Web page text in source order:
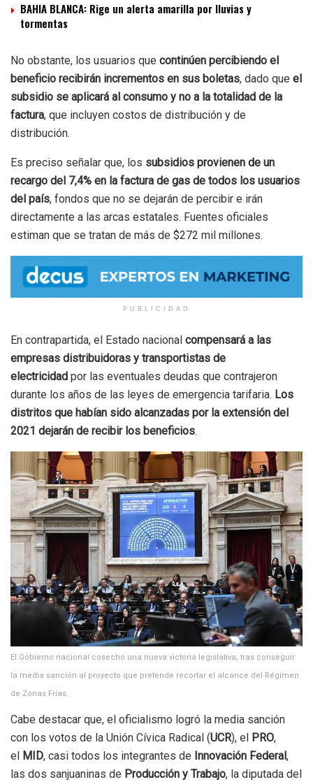
BAHIA BLANCA: Rige un alerta amarilla por lluvias y
tormentas
No obstante, los usuarios que continúen percibiendo el
beneficio recibirán incrementos en sus boletas, dado que el
subsidio se aplicará al consumo y no a la totalidad de la
factura, que incluyen costos de distribución y de
distribución.
Es preciso señalar que, los subsidios provienen de un
recargo del 7,4% en la factura de gas de todos los usuarios
del país, fondos que no se dejarán de percibir e irán
directamente a las arcas estatales. Fuentes oficiales
estiman que se tratan de más de $272 mil millones.
PUBLICIDAD
En contrapartida, el Estado nacional compensará a las
empresas distribuidoras y transportistas de
electricidad por las eventuales deudas que contrajeron
durante los años de las leyes de emergencia tarifaria. Los
distritos que habían sido alcanzadas por la extensión del
2021 dejarán de recibir los beneficios.
El Gobierno nacional cosechó una nueva victoria legislativa, tras conseguir
la media sanción al proyecto que pretende recortar el alcance del Régimen
de Zonas Frías.
Cabe destacar que, el oficialismo logró la media sanción
con los votos de la Unión Cívica Radical (UCR), el PRO,
el
MID, casi todos los integrantes de Innovación Federal ,
las dos sanjuaninas de Producción y Trabajo, la diputada del